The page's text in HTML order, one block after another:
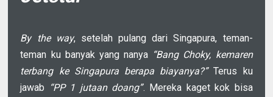
By the way, setelah pulang dari Singapura, teman-
teman ku banyak yang nanya “Bang Choky, kemaren
terbang ke Singapura berapa biayanya?”Terus ku
jawab
“PP 1 jutaan doang”. Mereka kaget kok bisa